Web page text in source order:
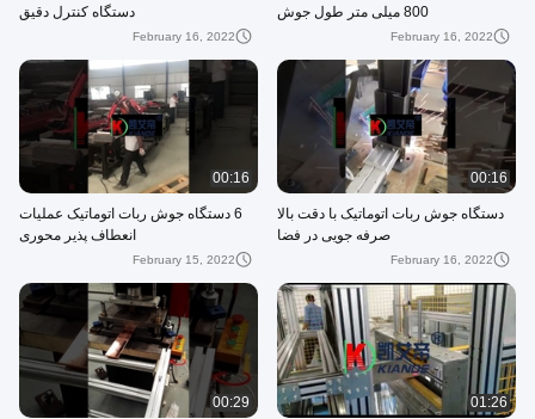
800 میلی متر طول جوش
February 16, 2022
دستگاه کنترل دقیق
February 16, 2022
00:16
دستگاه جوش ربات اتوماتیک با دقت بالا
صرفه جویی در فضا
February 16, 2022
00:16
6 دستگاه جوش ربات اتوماتیک عملیات
انعطاف پذیر محوری
February 15, 2022
01:26
00:29